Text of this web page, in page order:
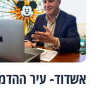
אשדוד- עיר